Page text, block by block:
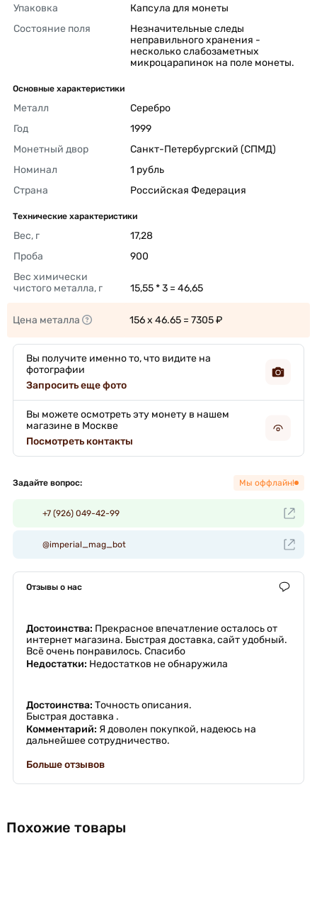
Упаковка
Капсула для монеты
Состояние поля
Незначительные следы
неправильного хранения -
несколько слабозаметных
микроцарапинок на поле монеты.
Основные характеристики
Металл
Серебро
Год
1999
Монетный двор
Санкт-Петербургский (СПМД)
Номинал
1 рубль
Страна
Российская Федерация
Технические характеристики
Вес, г
17,28
Проба
900
Вес химически
чистого металла, г
15,55 * 3 = 46,65
Цена металла 156 x 46.65 = 7305 ₽
Вы получите именно то, что видите на
фотографии
Запросить еще фото
Вы можете осмотреть эту монету в нашем
магазине в Москве
Посмотреть контакты
Задайте вопрос: Мы оффлайн!
+7 (926) 049-42-99
@imperial_mag_bot
Отзывы о нас
Достоинства: Прекрасное впечатление осталось от
интернет магазина. Быстрая доставка, сайт удобный.
Всё очень понравилось. Спасибо
Недостатки: Недостатков не обнаружила
Достоинства: Точность описания.
Быстрая доставка .
Комментарий: Я доволен покупкой, надеюсь на
дальнейшее сотрудничество.
Больше отзывов
Похожие товары